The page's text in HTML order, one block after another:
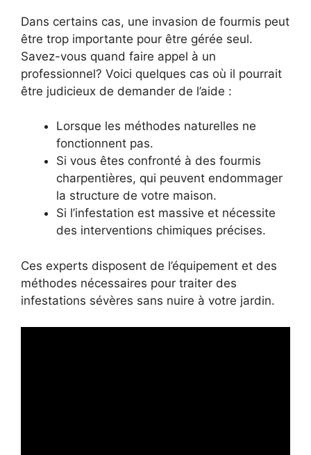
Dans certains cas, une invasion de fourmis peut
être trop importante pour être gérée seul.
Savez-vous quand faire appel à un
professionnel? Voici quelques cas où il pourrait
être judicieux de demander de l’aide :
Lorsque les méthodes naturelles ne
fonctionnent pas.
Si vous êtes confronté à des fourmis
charpentières, qui peuvent endommager
la structure de votre maison.
Si l’infestation est massive et nécessite
des interventions chimiques précises.
Ces experts disposent de l’équipement et des
méthodes nécessaires pour traiter des
infestations sévères sans nuire à votre jardin.